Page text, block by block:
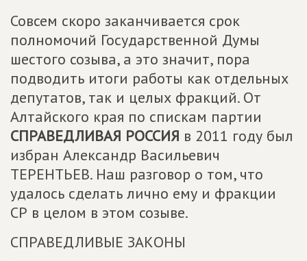
Совсем скоро заканчивается срок
полномочий Государственной Думы
шестого созыва, а это значит, пора
подводить итоги работы как отдельных
депутатов, так и целых фракций. От
Алтайского края по спискам партии
СПРАВЕДЛИВАЯ РОССИЯ в 2011 году был
избран Александр Васильевич
ТЕРЕНТЬЕВ. Наш разговор о том, что
удалось сделать лично ему и фракции
СР в целом в этом созыве.
СПРАВЕДЛИВЫЕ ЗАКОНЫ